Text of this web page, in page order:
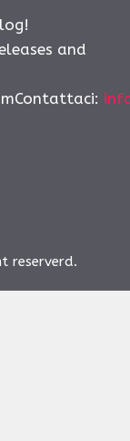
and
reserverd.